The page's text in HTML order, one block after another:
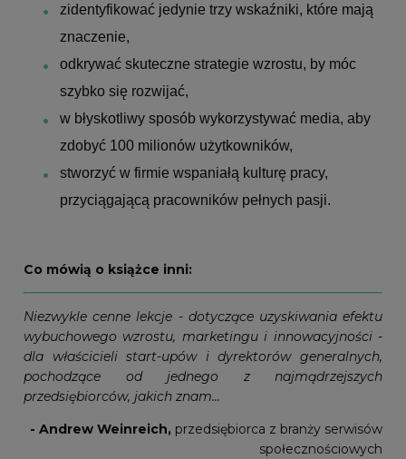
zidentyfikować jedynie trzy wskaźniki, które mają
znaczenie,
odkrywać skuteczne strategie wzrostu, by móc
szybko się rozwijać,
w błyskotliwy sposób wykorzystywać media, aby
zdobyć 100 milionów użytkowników,
stworzyć w firmie wspaniałą kulturę pracy,
przyciągającą pracowników pełnych pasji.
Co mówią o książce inni:
Niezwykle cenne lekcje - dotyczące uzyskiwania efektu
wybuchowego wzrostu, marketingu i innowacyjności -
dla właścicieli start-upów i dyrektorów generalnych,
pochodzące od jednego z najmądrzejszych
przedsiębiorców, jakich znam...
- Andrew Weinreich, przedsiębiorca z branży serwisów
społecznościowych